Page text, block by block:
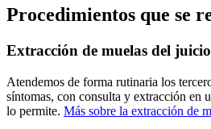
Procedimientos que se
Extracción de muelas del juicio
Atendemos de forma rutinaria los
síntomas, con consulta y extracción en
lo permite. Más sobre la extracción de